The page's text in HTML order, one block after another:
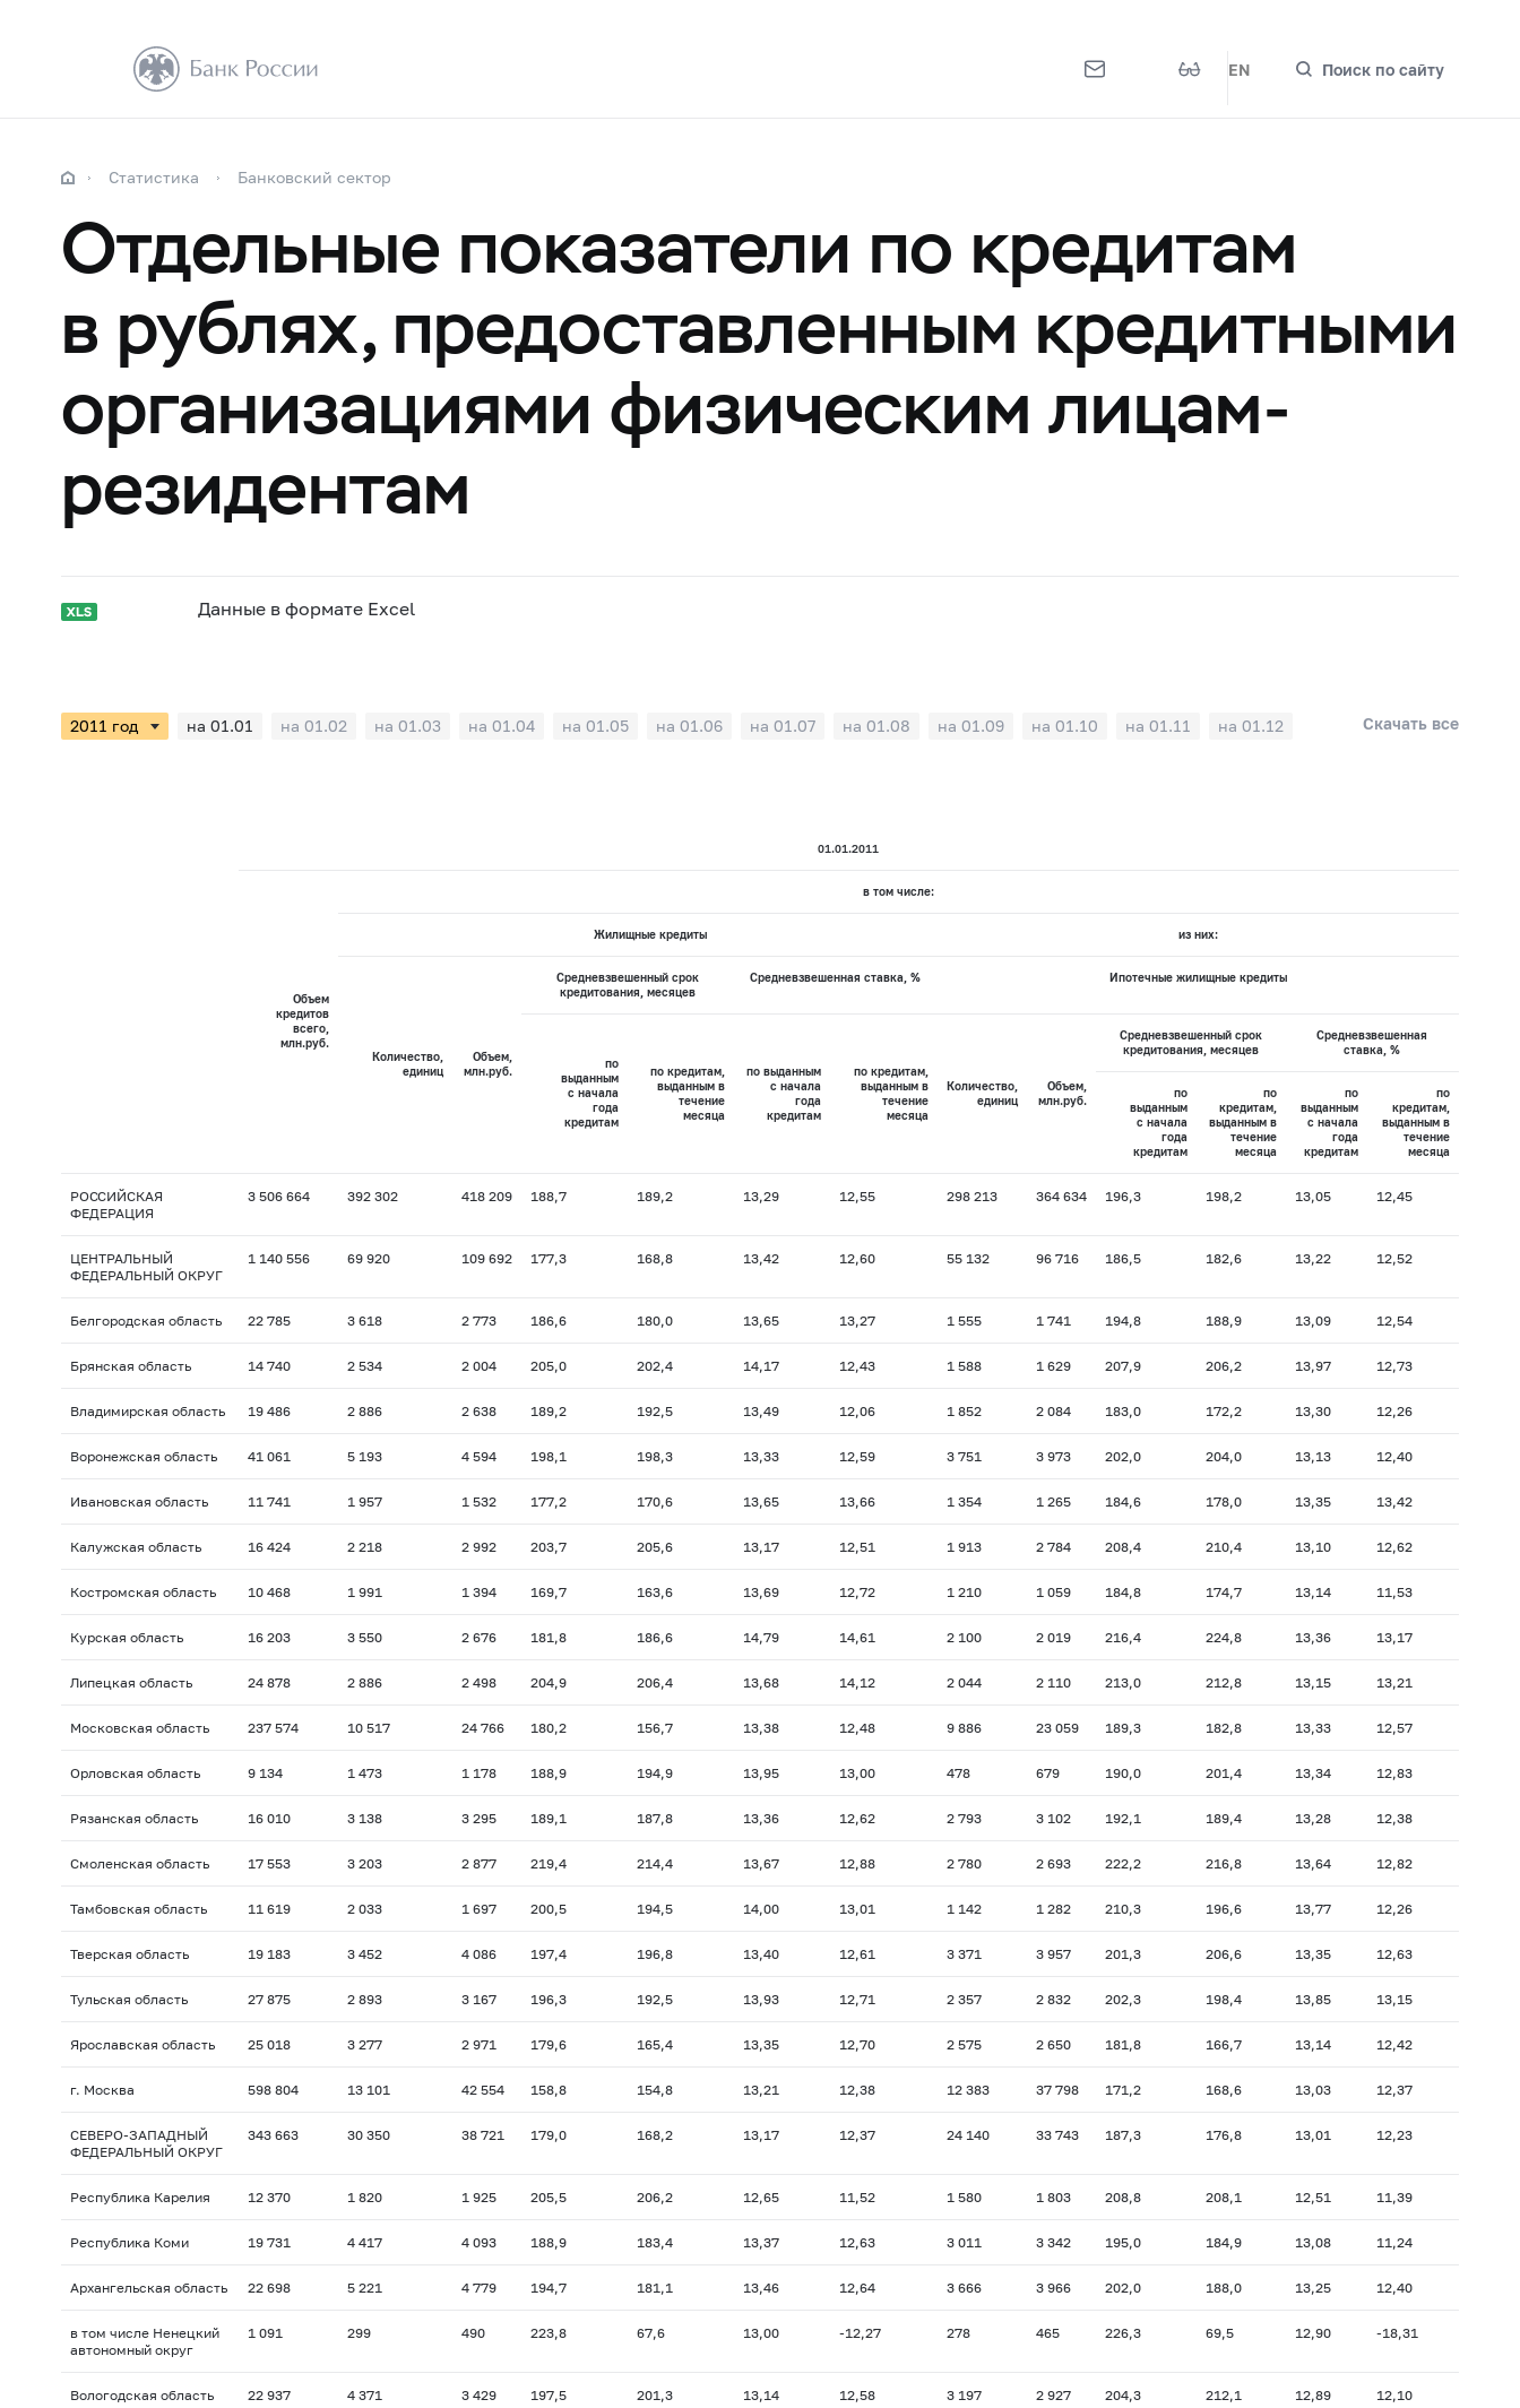
EN Поиск по сайту
Статистика Банковский сектор
Отдельные показатели по кредитам
в рублях, предоставленным кредитными
организациями физическим лицам-
резидентам
Данные в формате Excel
на 01.01 на 01.02 на 01.03 на 01.04 на 01.05 на 01.06 на 01.07 на 01.08 на 01.09 на 01.10 на 01.11 на 01.12 Скачать все
01.01.2011
Объем
кредитов
всего,
млн.руб.
в том числе:
Жилищные кредиты из них:
Количество,
единиц
Объем,
млн.руб.
Средневзвешенный срок
кредитования, месяцев
Средневзвешенная ставка, % Ипотечные жилищные кредиты
по
выданным
с начала
года
кредитам
по кредитам,
выданным в
течение
месяца
по выданным
с начала
года
кредитам
по кредитам,
выданным в
течение
месяца
Количество,
единиц
Объем,
млн.руб.
Средневзвешенный срок
кредитования, месяцев
Средневзвешенная
ставка, %
по
выданным
с начала
года
кредитам
по
кредитам,
выданным в
течение
месяца
по
выданным
с начала
года
кредитам
по
кредитам,
выданным в
течение
месяца
РОССИЙСКАЯ
ФЕДЕРАЦИЯ
3 506 664 392 302 418 209 188,7 189,2 13,29 12,55 298 213 364 634 196,3 198,2 13,05 12,45
ЦЕНТРАЛЬНЫЙ
ФЕДЕРАЛЬНЫЙ ОКРУГ
1 140 556 69 920 109 692 177,3 168,8 13,42 12,60 55 132 96 716 186,5 182,6 13,22 12,52
Белгородская область 22 785 3 618 2 773 186,6 180,0 13,65 13,27 1 555 1 741 194,8 188,9 13,09 12,54
Брянская область 14 740 2 534 2 004 205,0 202,4 14,17 12,43 1 588 1 629 207,9 206,2 13,97 12,73
Владимирская область 19 486 2 886 2 638 189,2 192,5 13,49 12,06 1 852 2 084 183,0 172,2 13,30 12,26
Воронежская область 41 061 5 193 4 594 198,1 198,3 13,33 12,59 3 751 3 973 202,0 204,0 13,13 12,40
Ивановская область 11 741 1 957 1 532 177,2 170,6 13,65 13,66 1 354 1 265 184,6 178,0 13,35 13,42
Калужская область 16 424 2 218 2 992 203,7 205,6 13,17 12,51 1 913 2 784 208,4 210,4 13,10 12,62
Костромская область 10 468 1 991 1 394 169,7 163,6 13,69 12,72 1 210 1 059 184,8 174,7 13,14 11,53
Курская область 16 203 3 550 2 676 181,8 186,6 14,79 14,61 2 100 2 019 216,4 224,8 13,36 13,17
Липецкая область 24 878 2 886 2 498 204,9 206,4 13,68 14,12 2 044 2 110 213,0 212,8 13,15 13,21
Московская область 237 574 10 517 24 766 180,2 156,7 13,38 12,48 9 886 23 059 189,3 182,8 13,33 12,57
Орловская область 9 134 1 473 1 178 188,9 194,9 13,95 13,00 478 679 190,0 201,4 13,34 12,83
Рязанская область 16 010 3 138 3 295 189,1 187,8 13,36 12,62 2 793 3 102 192,1 189,4 13,28 12,38
Смоленская область 17 553 3 203 2 877 219,4 214,4 13,67 12,88 2 780 2 693 222,2 216,8 13,64 12,82
Тамбовская область 11 619 2 033 1 697 200,5 194,5 14,00 13,01 1 142 1 282 210,3 196,6 13,77 12,26
Тверская область 19 183 3 452 4 086 197,4 196,8 13,40 12,61 3 371 3 957 201,3 206,6 13,35 12,63
Тульская область 27 875 2 893 3 167 196,3 192,5 13,93 12,71 2 357 2 832 202,3 198,4 13,85 13,15
Ярославская область 25 018 3 277 2 971 179,6 165,4 13,35 12,70 2 575 2 650 181,8 166,7 13,14 12,42
г. Москва 598 804 13 101 42 554 158,8 154,8 13,21 12,38 12 383 37 798 171,2 168,6 13,03 12,37
СЕВЕРО-ЗАПАДНЫЙ
ФЕДЕРАЛЬНЫЙ ОКРУГ
343 663 30 350 38 721 179,0 168,2 13,17 12,37 24 140 33 743 187,3 176,8 13,01 12,23
Республика Карелия 12 370 1 820 1 925 205,5 206,2 12,65 11,52 1 580 1 803 208,8 208,1 12,51 11,39
Республика Коми 19 731 4 417 4 093 188,9 183,4 13,37 12,63 3 011 3 342 195,0 184,9 13,08 11,24
Архангельская область 22 698 5 221 4 779 194,7 181,1 13,46 12,64 3 666 3 966 202,0 188,0 13,25 12,40
в том числе Ненецкий
автономный округ
1 091 299 490 223,8 67,6 13,00 -12,27 278 465 226,3 69,5 12,90 -18,31
Вологодская область 22 937 4 371 3 429 197,5 201,3 13,14 12,58 3 197 2 927 204,3 212,1 12,89 12,10